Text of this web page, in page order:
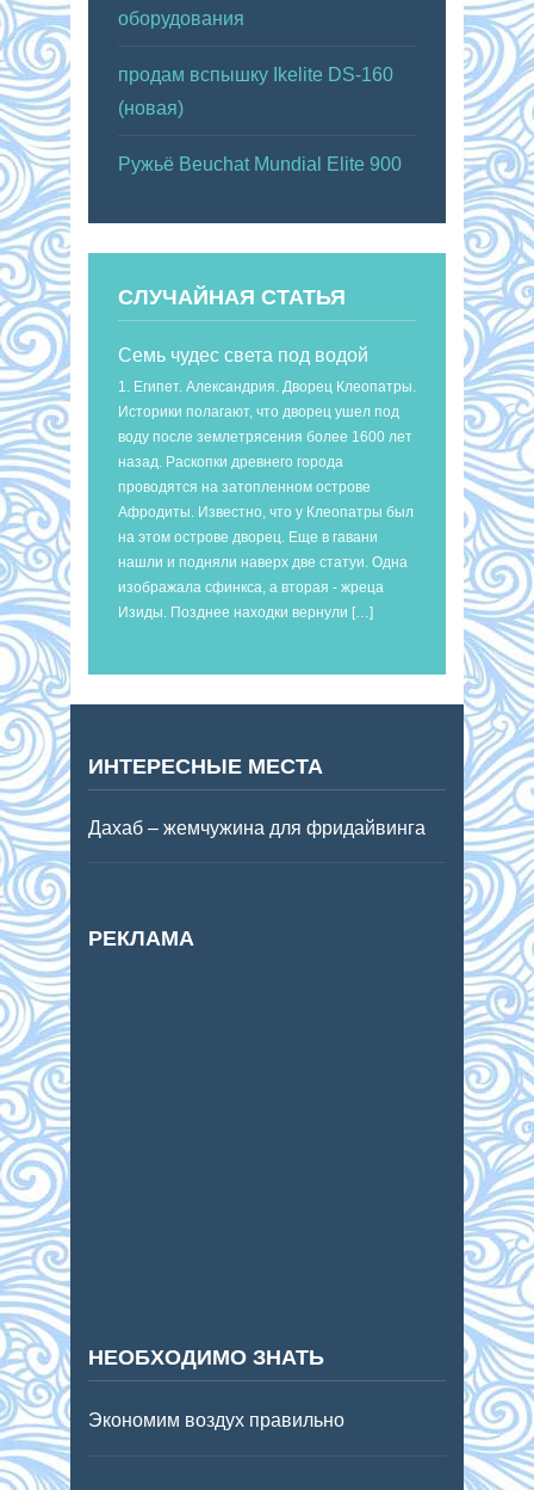
оборудования
продам вспышку Ikelite DS-160
(новая)
Ружьё Beuchat Mundial Elite 900
СЛУЧАЙНАЯ СТАТЬЯ
Семь чудес света под водой
1. Египет. Александрия. Дворец Клеопатры.
Историки полагают, что дворец ушел под
воду после землетрясения более 1600 лет
назад. Раскопки древнего города
проводятся на затопленном острове
Афродиты. Известно, что у Клеопатры был
на этом острове дворец. Еще в гавани
нашли и подняли наверх две статуи. Одна
изображала сфинкса, а вторая - жреца
Изиды. Позднее находки вернули […]
ИНТЕРЕСНЫЕ МЕСТА
Дахаб – жемчужина для фридайвинга
РЕКЛАМА
НЕОБХОДИМО ЗНАТЬ
Экономим воздух правильно